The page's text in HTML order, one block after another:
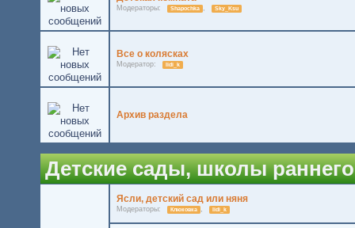
Модераторы: Shapochka , Sky_Ksu
Все о колясках
Модератор: lidi_k
Архив раздела
Детские сады, школы
Ясли, детский сад или няня
Модераторы: Клюковка , lidi_k